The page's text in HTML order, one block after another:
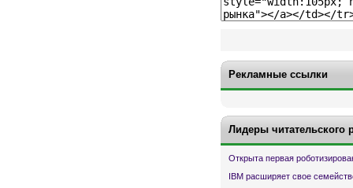
Рекламные ссылки
Лидеры читательского
Открыта первая
IBM расширяет свое